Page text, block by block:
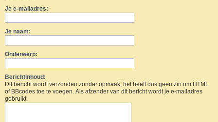
Je e-mailadres:
Je naam:
Onderwerp:
Berichtinhoud:
Dit bericht wordt verzonden zonder opmaak, het heeft dus geen zin om HTML
of BBcodes toe te voegen. Als afzender van dit bericht wordt je e-mailadres
gebruikt.